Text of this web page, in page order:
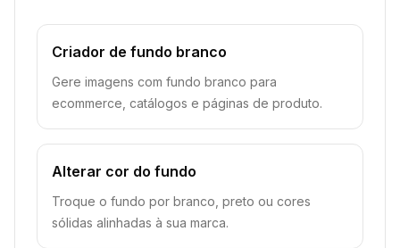
Criador de fundo branco
Gere imagens com fundo branco para
ecommerce, catálogos e páginas de produto.
Alterar cor do fundo
Troque o fundo por branco, preto ou cores
sólidas alinhadas à sua marca.